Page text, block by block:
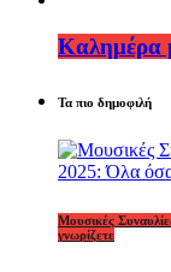
Καλημέρα
Τα πιο δημοφιλή
Μουσικές
γνωρίζετε